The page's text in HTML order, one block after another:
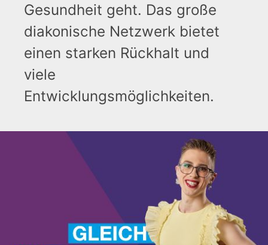
Gesundheit geht. Das große
diakonische Netzwerk bietet
einen starken Rückhalt und
viele
Entwicklungsmöglichkeiten.